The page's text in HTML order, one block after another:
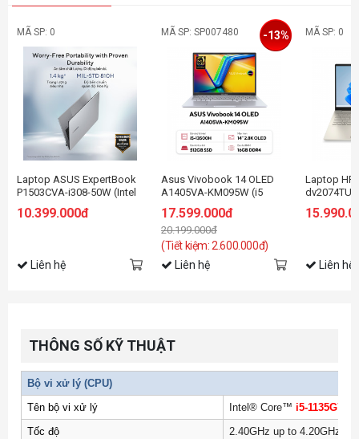
MÃ SP: 0
Laptop ASUS ExpertBook
P1503CVA-i308-50W (Intel
15.6 inch FHD | 8GB |
10.399.000đ
Liên hệ
MÃ SP: SP007480
Asus Vivobook 14 OLED
A1405VA-KM095W (i5
SSD/14 2.8K
Oled/Win11/Bạc/Chuột)
17.599.000đ
20.199.000đ
(Tiết kiệm: 2.600.000đ)
-13%
Liên hệ
MÃ SP: 0
Laptop HP
SSD/14
Liên hệ
THÔNG SỐ KỸ THUẬT
Bộ vi xử lý (CPU)
Tên bộ vi xử lý
Intel® Core™i5-1135G7
Tốc độ
2.40GHz up to 4.20GHz, 4